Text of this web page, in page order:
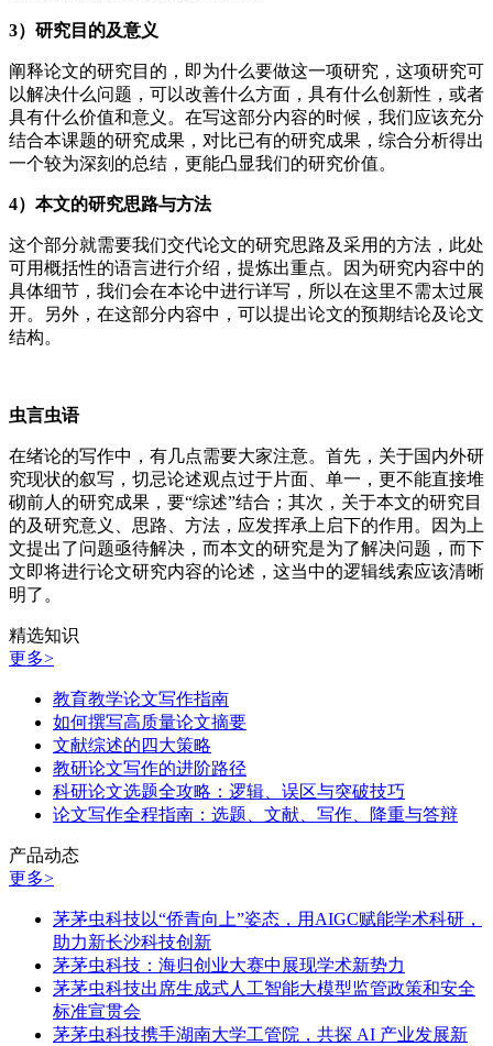
3）研究目的及意义
阐释论文的研究目的，即为什么要做这一项研究，这项研究可
以解决什么问题，可以改善什么方面，具有什么创新性，或者
具有什么价值和意义。在写这部分内容的时候，我们应该充分
结合本课题的研究成果，对比已有的研究成果，综合分析得出
一个较为深刻的总结，更能凸显我们的研究价值。
4）本文的研究思路与方法
这个部分就需要我们交代论文的研究思路及采用的方法，此处
可用概括性的语言进行介绍，提炼出重点。因为研究内容中的
具体细节，我们会在本论中进行详写，所以在这里不需太过展
开。另外，在这部分内容中，可以提出论文的预期结论及论文
结构。
虫言虫语
在绪论的写作中，有几点需要大家注意。首先，关于国内外研
究现状的叙写，切忌论述观点过于片面、单一，更不能直接堆
砌前人的研究成果，要“综述”结合；其次，关于本文的研究目
的及研究意义、思路、方法，应发挥承上启下的作用。因为上
文提出了问题亟待解决，而本文的研究是为了解决问题，而下
文即将进行论文研究内容的论述，这当中的逻辑线索应该清晰
明了。
精选知识
更多>
教育教学论文写作指南
如何撰写高质量论文摘要
文献综述的四大策略
教研论文写作的进阶路径
科研论文选题全攻略：逻辑、误区与突破技巧
论文写作全程指南：选题、文献、写作、降重与答辩
产品动态
更多>
茅茅虫科技以“侨青向上”姿态，用AIGC赋能学术科研，
助力新长沙科技创新
茅茅虫科技：海归创业大赛中展现学术新势力
茅茅虫科技出席生成式人工智能大模型监管政策和安全
标准宣贯会
茅茅虫科技携手湖南大学工管院，共探 AI 产业发展新